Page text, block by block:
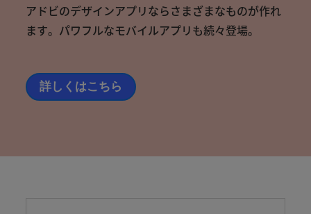
アドビのデザインアプリならさまざまなものが作れ
ます。 パワフルなモバイルアプリも続々登場。
詳しくはこちら